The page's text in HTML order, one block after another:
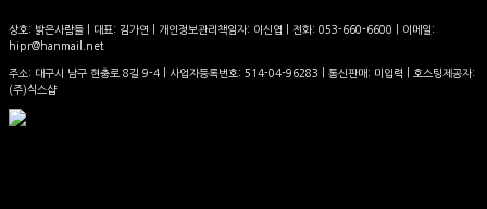
상호: 밝은사람들 | 대표: 김가연 | 개인정보관리책임자: 이신엽 | 전화: 053-660-6600 | 이메일:
hipr@hanmail.net
주소: 대구시 남구 현충로 8길 9-4 | 사업자등록번호: 514-04-96283 | 통신판매: 미입력 | 호스팅제공자:
(주)식스샵